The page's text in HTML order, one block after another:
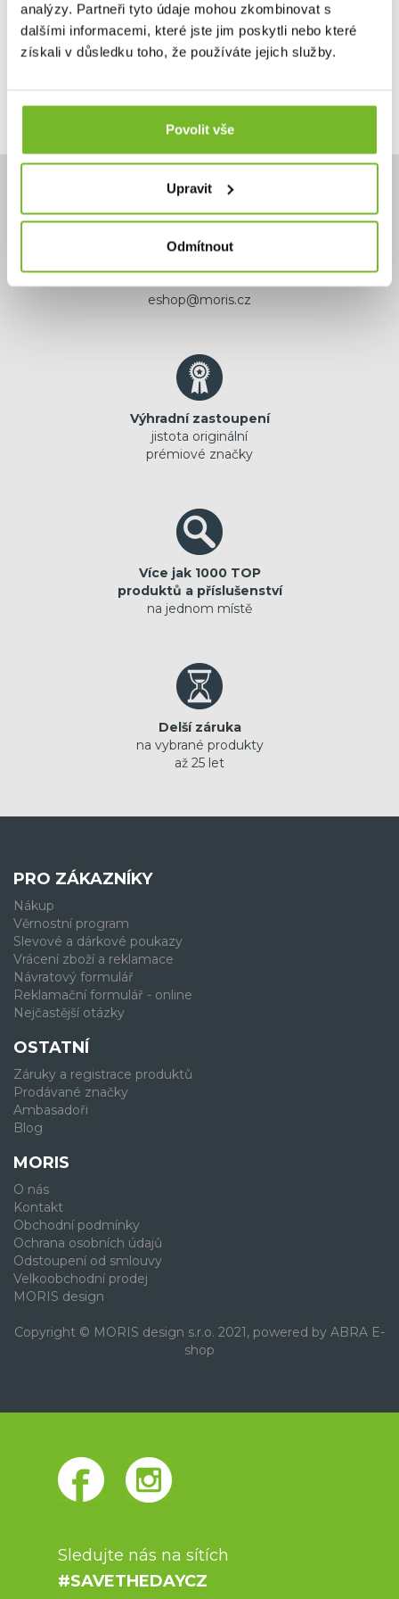
analýzy. Partneři tyto údaje mohou zkombinovat s
dalšími informacemi, které jste jim poskytli nebo které
získali v důsledku toho, že používáte jejich služby.
Povolit vše
Upravit
Odmítnout
Skladem: posledních 10 ks
Kód: 502797
eshop@moris.cz
Výhradní zastoupení
jistota originální
prémiové značky
Více jak 1000 TOP
produktů a příslušenství
na jednom místě
Delší záruka
na vybrané produkty
až 25 let
PRO ZÁKAZNÍKY
Nákup
Věrnostní program
Slevové a dárkové poukazy
Vrácení zboží a reklamace
Návratový formulář
Reklamační formulář - online
Nejčastější otázky
OSTATNÍ
Záruky a registrace produktů
Prodávané značky
Ambasadoři
Blog
MORIS
O nás
Kontakt
Obchodní podmínky
Ochrana osobních údajů
Odstoupení od smlouvy
Velkoobchodní prodej
MORIS design
Copyright © MORIS design s.r.o. 2021, powered by ABRA E-
shop
Sledujte nás na sítích
#SAVETHEDAYCZ